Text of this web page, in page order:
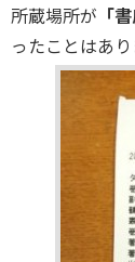
所蔵場所が 「
ったことはあ